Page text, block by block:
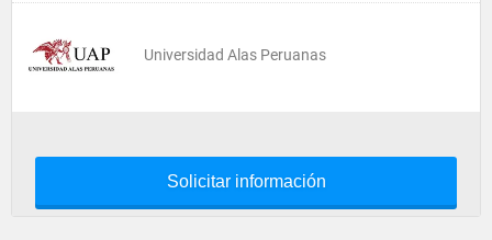
Universidad Alas Peruanas
Solicitar información